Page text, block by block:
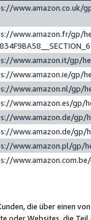
www.amazon.co.uk/
www.amazon.fr/gp/
www.amazon.it/gp/
www.amazon.ie/gp/
www.amazon.nl/gp/
www.amazon.es/gp/
www.amazon.de/gp/
www.amazon.de/gp/
www.amazon.pl/gp/
die über einen
oder Websites, die Teil